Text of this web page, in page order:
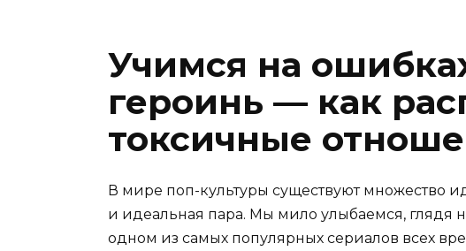
Учимся на
героинь — как
токсичные
В мире поп-культуры существуют множество
и идеальная пара. Мы мило улыбаемся, глядя
одном из самых популярных сериалов всех